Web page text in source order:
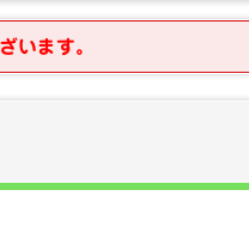
います。